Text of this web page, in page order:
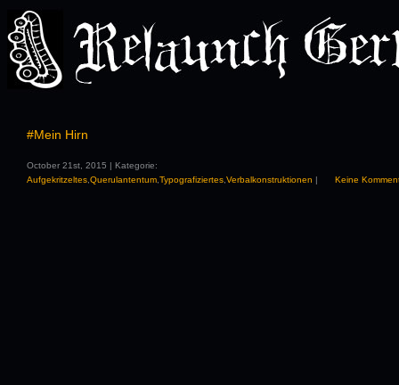
#Mein Hirn
October 21st, 2015 | Kategorie:
Aufgekritzeltes Querulantentum Typografiziertes Verbalkonstruktionen | Keine